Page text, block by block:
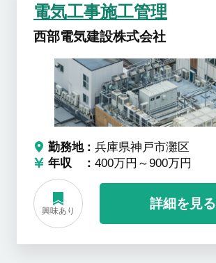
電気工事施工管理
西部電気建設株式会社
勤務地
兵庫県神戸市灘区
年収
400万円～900万円
興味あり
詳細を見る